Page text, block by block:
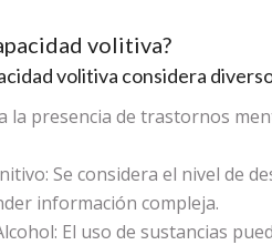
volitiva?
volitiva considera
la presencia de trastornos
Se considera el nivel de
información compleja.
El uso de sustancias